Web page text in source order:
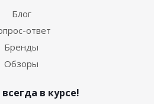
Блог
ответ
Бренды
Обзоры
в курсе!